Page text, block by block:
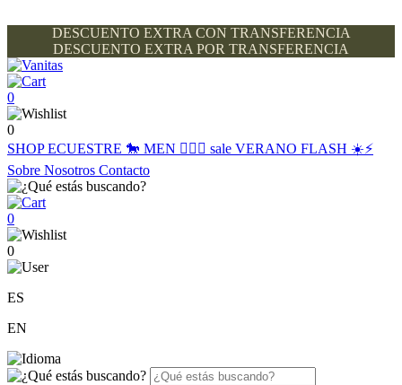
DESCUENTO EXTRA CON TRANSFERENCIA
DESCUENTO EXTRA POR TRANSFERENCIA
0
0
SHOPECUESTRE 🐎 MEN 🙋🏽‍♂️ sale VERANO FLASH ☀️⚡️
Sobre Nosotros Contacto
0
0
ES
EN